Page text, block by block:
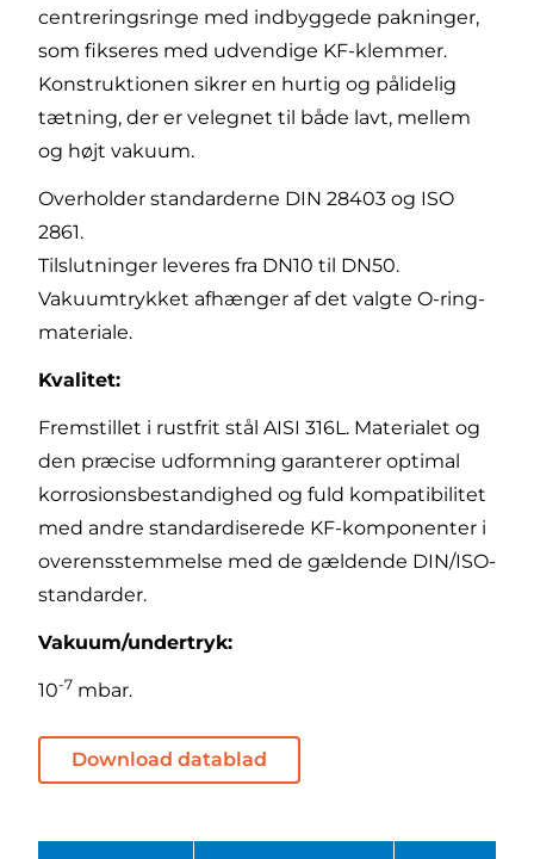
centreringsringe med indbyggede pakninger,
som fikseres med udvendige KF-klemmer.
Konstruktionen sikrer en hurtig og pålidelig
tætning, der er velegnet til både lavt, mellem
og højt vakuum.
Overholder standarderne DIN 28403 og ISO
2861.
Tilslutninger leveres fra DN10 til DN50.
Vakuumtrykket afhænger af det valgte O-ring-
materiale.
Kvalitet:
Fremstillet i rustfrit stål AISI 316L. Materialet og
den præcise udformning garanterer optimal
korrosionsbestandighed og fuld kompatibilitet
med andre standardiserede KF-komponenter i
overensstemmelse med de gældende DIN/ISO-
standarder.
Vakuum/undertryk:
10-7 mbar.
Download datablad